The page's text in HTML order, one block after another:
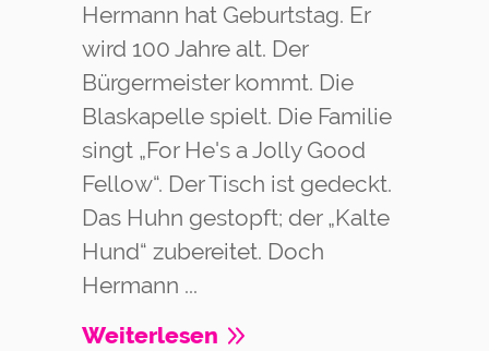
Hermann hat Geburtstag. Er
wird 100 Jahre alt. Der
Bürgermeister kommt. Die
Blaskapelle spielt. Die Familie
singt „For He's a Jolly Good
Fellow“. Der Tisch ist gedeckt.
Das Huhn gestopft; der „Kalte
Hund“ zubereitet. Doch
Hermann ...
Weiterlesen